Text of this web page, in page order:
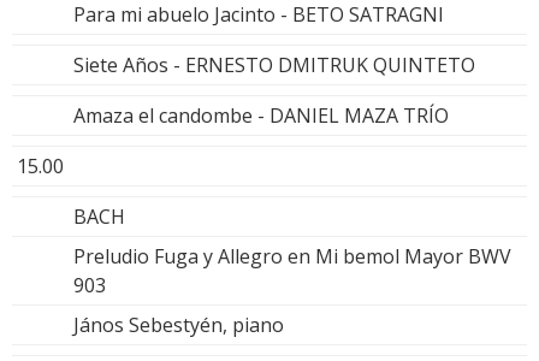
Para mi abuelo Jacinto - BETO SATRAGNI
Siete Años - ERNESTO DMITRUK QUINTETO
Amaza el candombe - DANIEL MAZA TRÍO
15.00
BACH
Preludio Fuga y Allegro en Mi bemol Mayor BWV
903
János Sebestyén, piano